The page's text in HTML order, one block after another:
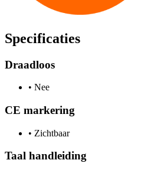
Specificaties
Draadloos
• Nee
CE markering
• Zichtbaar
Taal handleiding